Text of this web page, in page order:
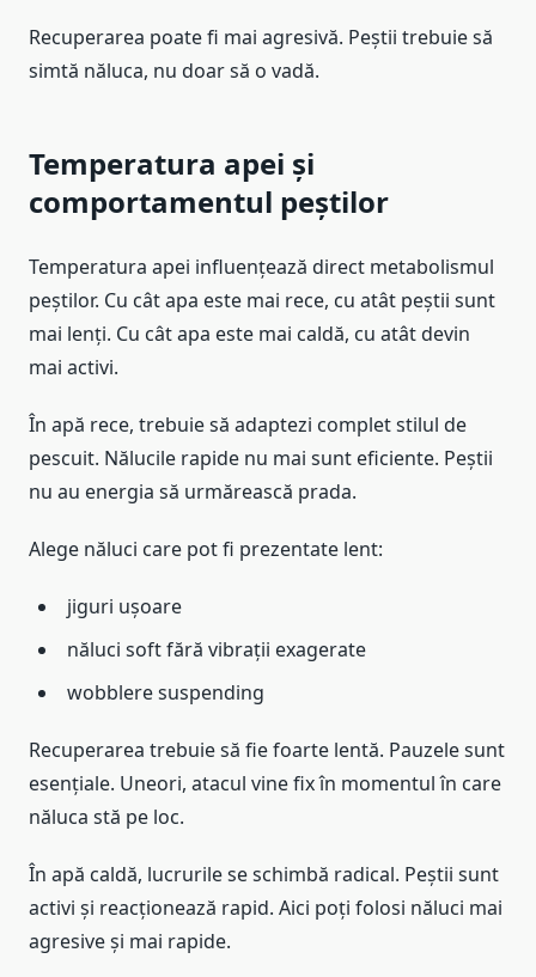
Recuperarea poate fi mai agresivă. Peștii trebuie să
simtă năluca, nu doar să o vadă.
Temperatura apei și
comportamentul peștilor
Temperatura apei influențează direct metabolismul
peștilor. Cu cât apa este mai rece, cu atât peștii sunt
mai lenți. Cu cât apa este mai caldă, cu atât devin
mai activi.
În apă rece, trebuie să adaptezi complet stilul de
pescuit. Nălucile rapide nu mai sunt eficiente. Peștii
nu au energia să urmărească prada.
Alege năluci care pot fi prezentate lent:
jiguri ușoare
năluci soft fără vibrații exagerate
wobblere suspending
Recuperarea trebuie să fie foarte lentă. Pauzele sunt
esențiale. Uneori, atacul vine fix în momentul în care
năluca stă pe loc.
În apă caldă, lucrurile se schimbă radical. Peștii sunt
activi și reacționează rapid. Aici poți folosi năluci mai
agresive și mai rapide.